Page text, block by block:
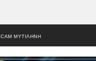
CAM ΜΥΤΙΛΗΝΗ